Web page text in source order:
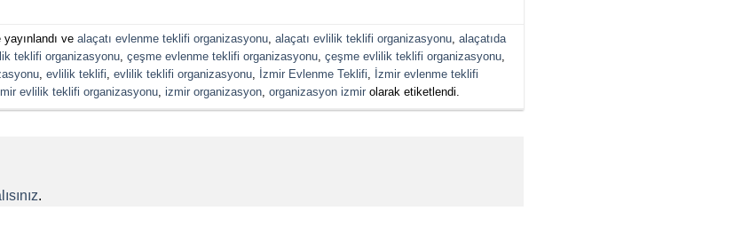
yayınlandı ve alaçatı evlenme teklifi organizasyonu alaçatı evlilik teklifi organizasyonu alaçatıda
teklifi organizasyonu, çeşme evlenme teklifi organizasyonu, çeşme evlilik teklifi organizasyonu,
, evlilik teklifi evlilik teklifi organizasyonu, İzmir Evlenme Teklifi
İzmir evlenme teklifi
evlilik teklifi organizasyonu, izmir organizasyon, organizasyon izmirolarak etiketlendi.
.